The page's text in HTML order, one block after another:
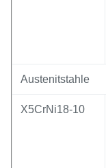
Austenitstahle
X5CrNi18-10